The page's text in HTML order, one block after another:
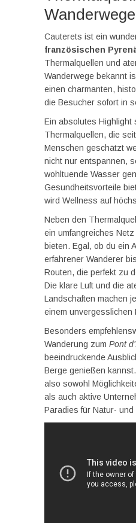
Cauterets ist ein
französischen
Thermalquellen und
Wanderwege bekannt
einen charmanten,
die Besucher sofort in
Ein absolutes Highlight
Thermalquellen, die
Menschen geschätzt
nicht nur entspannen,
wohltuende Wasser
Gesundheitsvorteile
wird Wellness auf
Neben den
ein umfangreiches
bieten. Egal, ob du ein
erfahrener Wanderer
Routen, die perfekt zu
Die klare Luft und die
Landschaften machen
einem unvergesslichen
Besonders
Wanderung zum Pont
beeindruckende
Berge genießen
also sowohl
als auch aktive
Paradies für Natur-